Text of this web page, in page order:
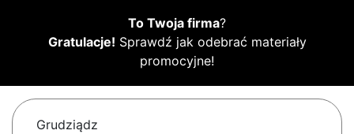
To Twoja firma?
Gratulacje! Sprawdź jak odebrać materiały
promocyjne!
Grudziądz